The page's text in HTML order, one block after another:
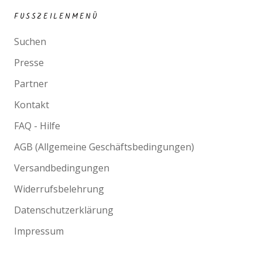
FUSSZEILENMENÜ
Suchen
Presse
Partner
Kontakt
FAQ - Hilfe
AGB (Allgemeine Geschäftsbedingungen)
Versandbedingungen
Widerrufsbelehrung
Datenschutzerklärung
Impressum